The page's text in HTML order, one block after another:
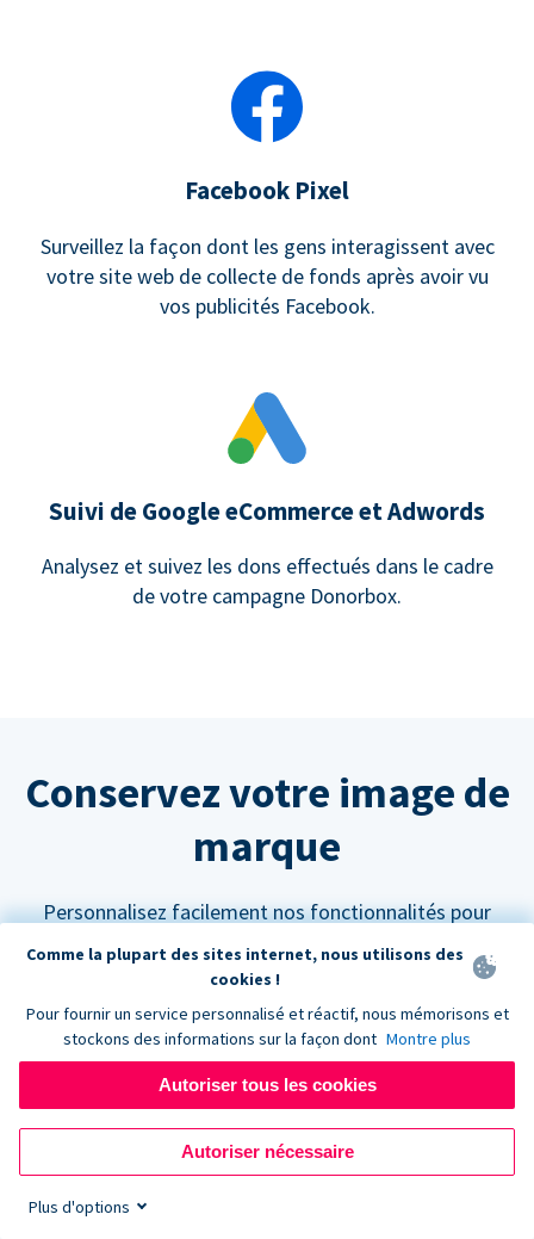
Facebook Pixel
Surveillez la façon dont les gens interagissent avec
votre site web de collecte de fonds après avoir vu
vos publicités Facebook.
Suivi de Google eCommerce et Adwords
Analysez et suivez les dons effectués dans le cadre
de votre campagne Donorbox.
Conservez votre image de
marque
Personnalisez facilement nos fonctionnalités pour
qu'elles s'intègrent parfaitement à votre site web.
Personnalisez vos couleurs
Les formulaires de don Donorbox peuvent être
paramétrés pour s'adapter à n'importe quelle palette
de couleurs afin de s'harmoniser avec l'aspect et la
Comme la plupart des sites internet, nous utilisons des
cookies !
Pour fournir un service personnalisé et réactif, nous mémorisons et
stockons des informations sur la façon dont Montre plus
Autoriser tous les cookies
Autoriser nécessaire
Plus d'options